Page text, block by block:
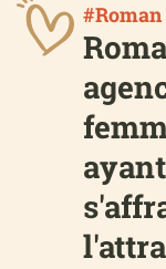
#Roman